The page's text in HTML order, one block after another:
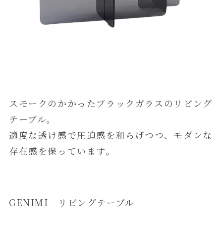
スモークのかかったブラックガラスのリビング
テーブル。
適度な透け感で圧迫感を和らげつつ、モダンな
存在感を保っています。
GENIMI リビングテーブル